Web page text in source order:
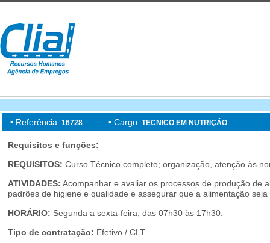
• Referência: 16728 • Cargo: TECNICO EM NUTRIÇÃO
Requisitos e funções:
REQUISITOS: Curso Técnico completo; organização, atenção às
ATIVIDADES: Acompanhar e avaliar os processos de produção de
padrões de higiene e qualidade e assegurar que a alimentação
HORÁRIO: Segunda a sexta-feira, das 07h30 às 17h30.
Tipo de contratação: Efetivo / CLT